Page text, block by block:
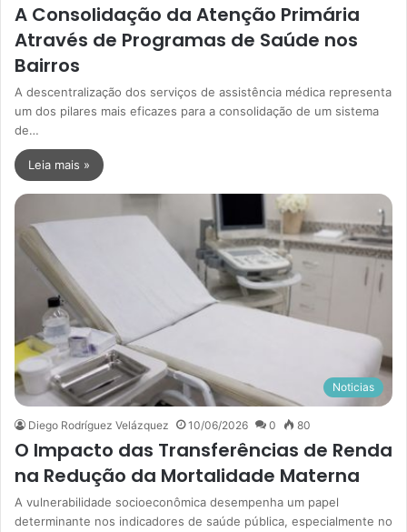
A Consolidação da Atenção Primária
Através de Programas de Saúde nos
Bairros
A descentralização dos serviços de assistência médica representa
um dos pilares mais eficazes para a consolidação de um sistema
de…
Leia mais »
Noticias
Diego Rodríguez Velázquez 10/06/2026 0 80
O Impacto das Transferências de Renda
na Redução da Mortalidade Materna
A vulnerabilidade socioeconômica desempenha um papel
determinante nos indicadores de saúde pública, especialmente no